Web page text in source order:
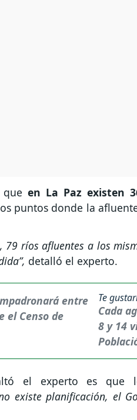
en La Paz existen
puntos donde la
79 ríos afluentes a los
detalló el experto.
Te
Cada
8 y 14
el experto es que
existe planificación, el